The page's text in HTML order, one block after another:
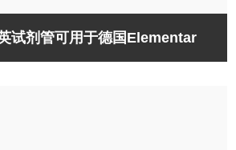
试剂管可用于德国Elementar